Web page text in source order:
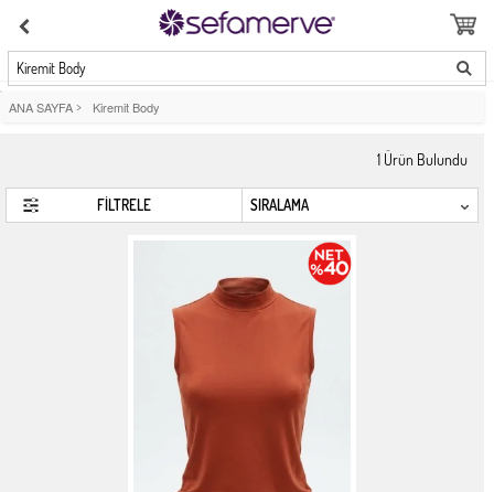
Kiremit Body
ANA SAYFA > Kiremit Body
1 Ürün Bulundu
FİLTRELE